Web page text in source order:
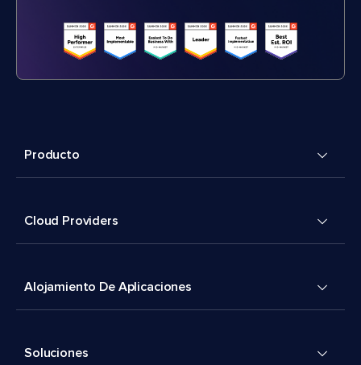
Producto
Cloud Providers
Alojamiento De Aplicaciones
Soluciones